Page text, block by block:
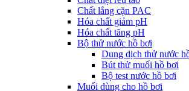
Chất lắng cặn PAC
Hóa chất giảm pH
Hóa chất tăng pH
Bộ thử nước hồ bơi
Dung dịch thử nước
Bút thử muối hồ bơi
Bộ test nước hồ bơi
Muối dùng cho hồ bơi